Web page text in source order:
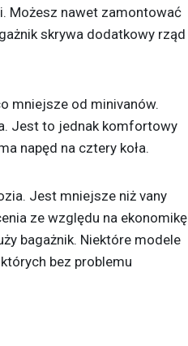
Możesz nawet zamontować
skrywa dodatkowy rząd
mniejsze od minivanów.
Jest to jednak komfortowy
napęd na cztery koła.
Jest mniejsze niż vany
ze względu na ekonomikę
bagażnik. Niektóre modele
bez problemu